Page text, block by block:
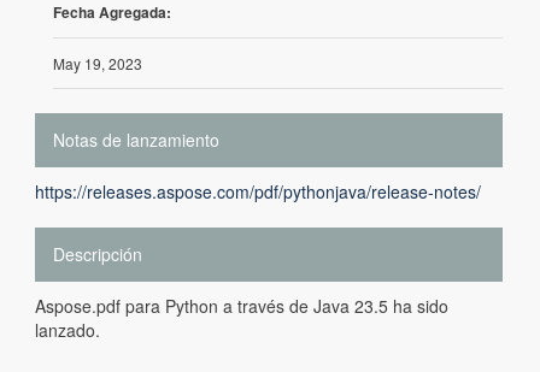
Fecha Agregada:
May 19, 2023
Notas de lanzamiento
https://releases.aspose.com/pdf/pythonjava/release-notes/
Descripción
Aspose.pdf para Python a través de Java 23.5 ha sido
lanzado.